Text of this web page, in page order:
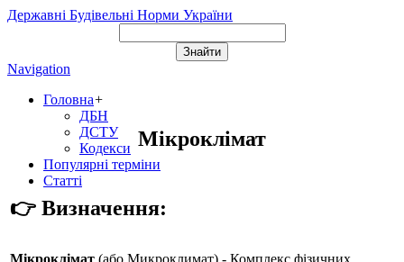
Державні Будівельні Норми України
Navigation
Головна+
ДБН
ДСТУ
Кодекси
Популярні терміни
Статті
Мікроклімат
👉 Визначення:
Мікроклімат (або Микроклимат) - Комплекс фізичних